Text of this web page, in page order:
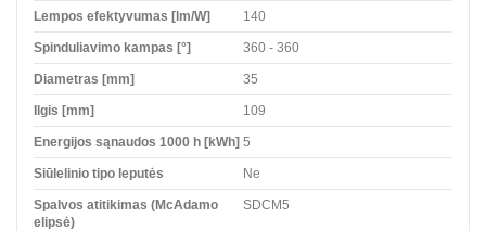
Lempos efektyvumas [lm/W] 140
Spinduliavimo kampas [°] 360 - 360
Diametras [mm] 35
Ilgis [mm] 109
Energijos sąnaudos 1000 h [kWh] 5
Siūlelinio tipo leputės Ne
Spalvos atitikimas (McAdamo
elipsė)
SDCM5